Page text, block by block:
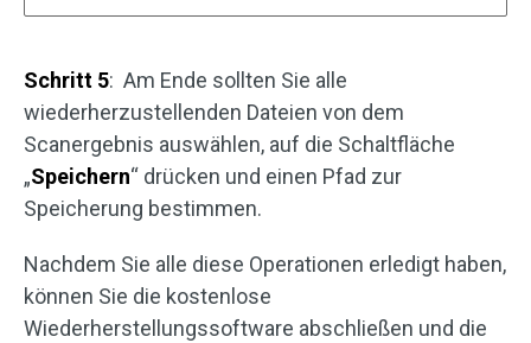
Schritt 5: Am Ende sollten Sie alle
wiederherzustellenden Dateien von dem
Scanergebnis auswählen, auf die Schaltfläche
„Speichern“ drücken und einen Pfad zur
Speicherung bestimmen.
Nachdem Sie alle diese Operationen erledigt haben,
können Sie die kostenlose
Wiederherstellungssoftware abschließen und die